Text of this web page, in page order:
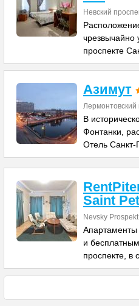
Невский
чрезвычайно
проспекте
Азимут
Лермонтовский
В
Фонтанки,
Отель Санкт-
Saint
Nevsky
Апартаменты
и
проспекте, в